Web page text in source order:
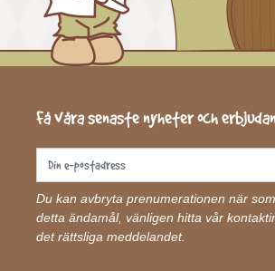
Få våra senaste nyheter och
Du kan avbryta prenumerationen när
detta ändamål, vänligen hitta vår
det rättsliga meddelandet.